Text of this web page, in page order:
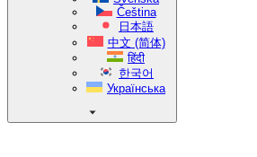
Čeština
日本語
中文 (简体)
हिंदी
한국어
Українська